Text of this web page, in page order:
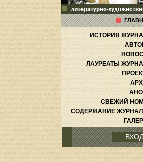
литературно-
ИСТОРИЯ
ЛАУРЕАТЫ
СВЕЖИЙ
СОДЕРЖАНИЕ